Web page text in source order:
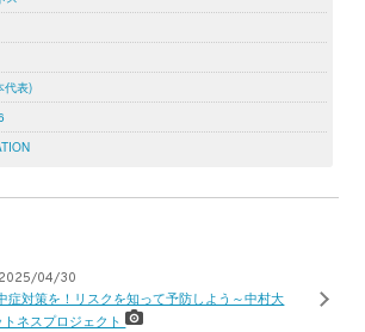
代表)
2025/04/30
症対策を！リスクを知って予防しよう～中村大
トネスプロジェクト